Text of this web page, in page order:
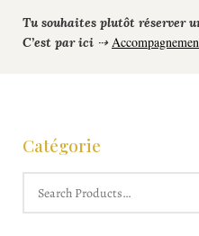
Tu souhaites plutôt réserver
C’est par ici ⇢
Catégorie